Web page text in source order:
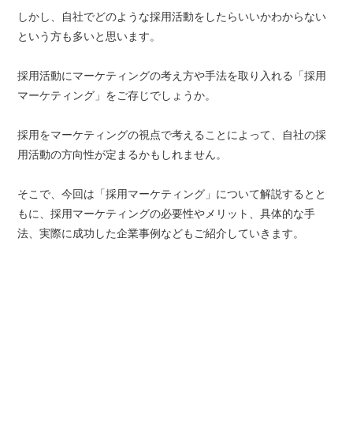
しかし、自社でどのような採用活動をしたらいいかわからない
という方も多いと思います。
採用活動にマーケティングの考え方や手法を取り入れる「採用
マーケティング」をご存じでしょうか。
採用をマーケティングの視点で考えることによって、自社の採
用活動の方向性が定まるかもしれません。
そこで、今回は「採用マーケティング」について解説するとと
もに、採用マーケティングの必要性やメリット、具体的な手
法、実際に成功した企業事例などもご紹介していきます。